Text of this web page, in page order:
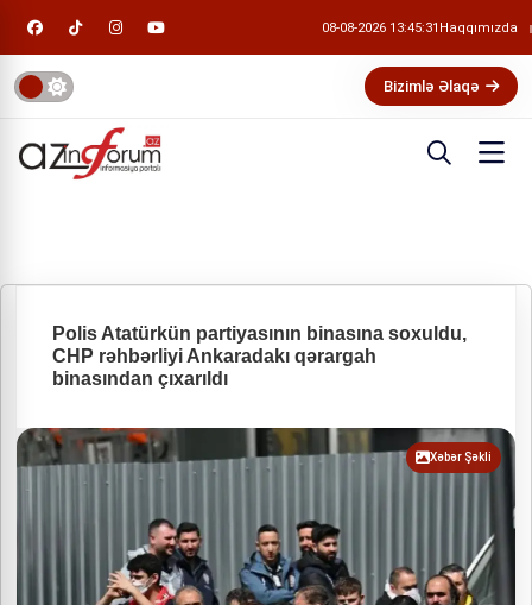
08-08-2026 13:45:31 Haqqımızda
Bizimlə Əlaqə
Polis Atatürkün partiyasının binasına soxuldu,
CHP rəhbərliyi Ankaradakı qərargah
binasından çıxarıldı
Xəbər Şəkli